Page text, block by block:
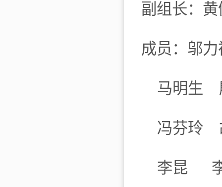
副组长：
成员：邬
马明生
冯芬玲
李昆 李